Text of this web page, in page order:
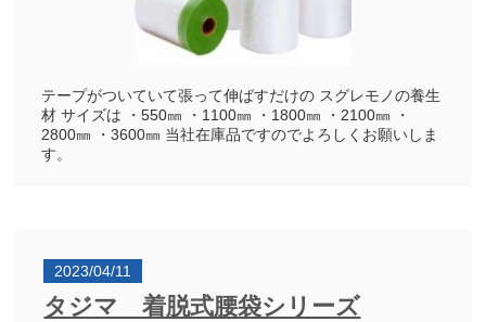
テープがついていて張って伸ばすだけの スグレモノの養生
材 サイズは ・550㎜ ・1100㎜ ・1800㎜ ・2100㎜ ・
2800㎜ ・3600㎜ 当社在庫品ですのでよろしくお願いしま
す。
2023/04/11
タジマ 着脱式腰袋シリーズ